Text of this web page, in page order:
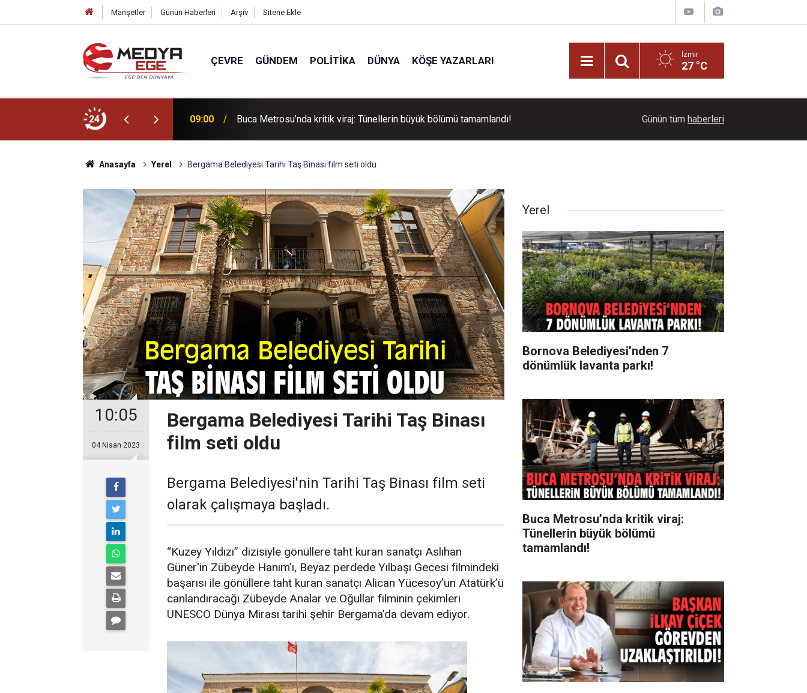
Manşetler Günün Haberleri Arşiv Sitene Ekle
ÇEVRE GÜNDEM POLITIKA DÜNYA KÖŞE YAZARLARI İzmir
27 °C
24 09:00 Buca Metrosu’nda kritik viraj: Tünellerin büyük bölümü tamamlandı! Yükseköğretim Kanununda değişiklik Resmi
Günün tüm haberleri
Anasayfa Yerel Bergama Belediyesi Tarihi Taş Binası film seti oldu
10:05
04 Nisan 2023
Bergama Belediyesi Tarihi Taş Binası
film seti oldu
Bergama Belediyesi'nin Tarihi Taş Binası film seti
olarak çalışmaya başladı.
“Kuzey Yıldızı” dizisiyle gönüllere taht kuran sanatçı Aslıhan
Güner'in Zübeyde Hanım’ı, Beyaz perdede Yılbaşı Gecesi filmindeki
başarısı ile gönüllere taht kuran sanatçı Alican Yücesoy’un Atatürk’ü
canlandıracağı Zübeyde Analar ve Oğullar filminin çekimleri
UNESCO Dünya Mirası tarihi şehir Bergama’da devam ediyor.
Yerel
Bornova Belediyesi’nden 7
dönümlük lavanta parkı!
Buca Metrosu’nda kritik viraj:
Tünellerin büyük bölümü
tamamlandı!